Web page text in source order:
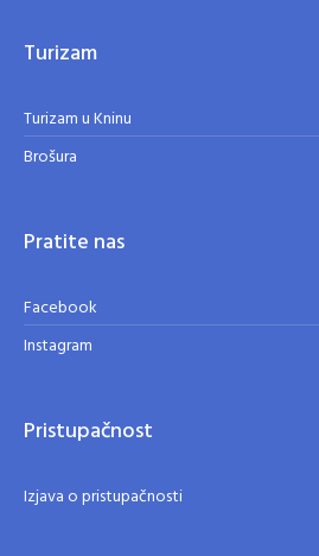
Turizam
Turizam u Kninu
Brošura
Pratite nas
Facebook
Instagram
Pristupačnost
Izjava o pristupačnosti